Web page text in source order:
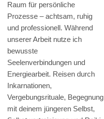
Raum für persönliche
Prozesse – achtsam, ruhig
und professionell. Während
unserer Arbeit nutze ich
bewusste
Seelenverbindungen und
Energiearbeit. Reisen durch
Inkarnationen,
Vergebungsrituale, Begegnung
mit deinem jüngeren Selbst,